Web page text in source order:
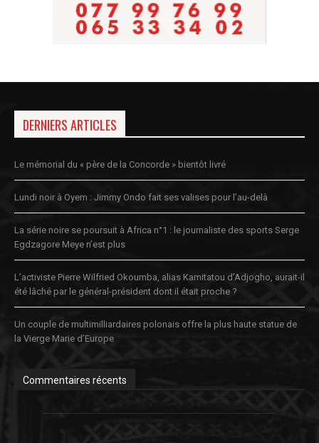
DERNIERS ARTICLES
Le mémorial du « père de la Concorde » bientôt livré
Lundi noir à Oyem : Jimmy Ondo fait ses valises pour l’au-delà
La série noire se poursuit à Africa n°1 : le journaliste des sports Serge
Egdzagore Meye n’est plus
L’activiste Pierre Wilfried Okoumba, alias Kamitatou d’Adjogho, aurait-il
été lâché par le général-président dont il était proche ?
Un couple de multimilliardaires polonais offre la plus haute statue de
la Vierge Marie d’Europe
Commentaires récents